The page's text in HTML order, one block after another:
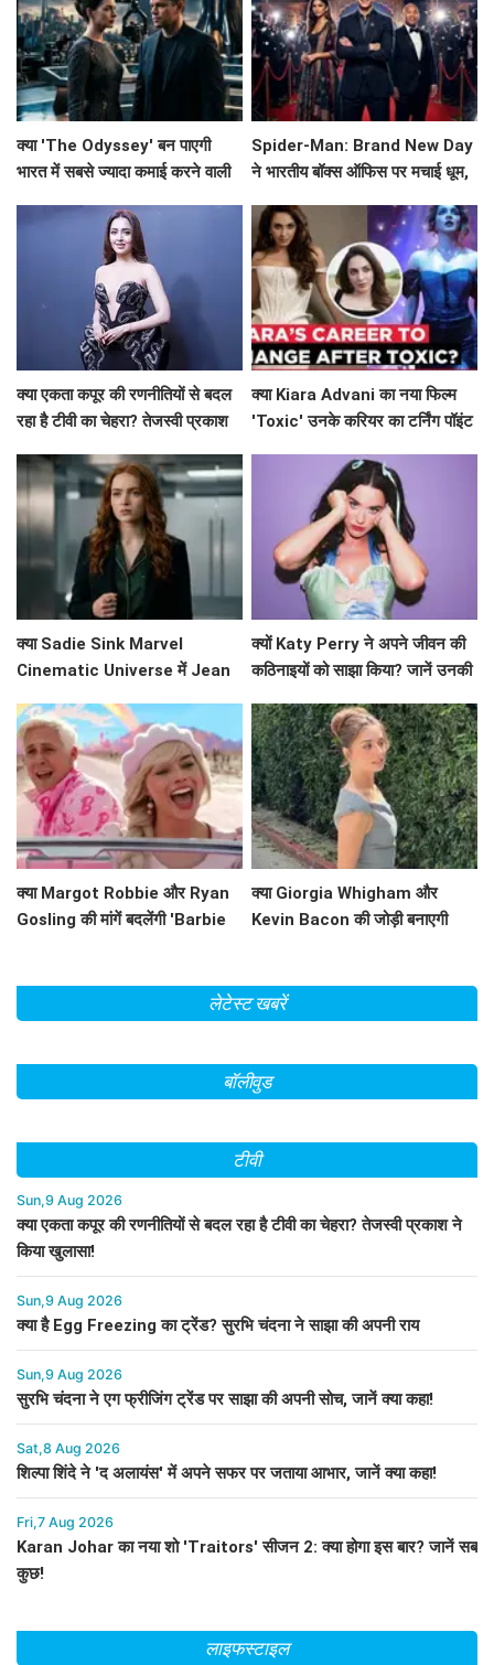
क्या 'The Odyssey' बन पाएगी
भारत में सबसे ज्यादा कमाई करने वाली
Spider-Man: Brand New Day
ने भारतीय बॉक्स ऑफिस पर मचाई धूम,
पीछे!
क्या एकता कपूर की रणनीतियों से बदल
रहा है टीवी का चेहरा? तेजस्वी प्रकाश
क्या Kiara Advani का नया फिल्म
'Toxic' उनके करियर का टर्निंग पॉइंट
क्या Sadie Sink Marvel
Cinematic Universe में Jean
क्यों Katy Perry ने अपने जीवन की
कठिनाइयों को साझा किया? जानें उनकी
क्या Margot Robbie और Ryan
Gosling की मांगें बदलेंगी 'Barbie
क्या Giorgia Whigham और
Kevin Bacon की जोड़ी बनाएगी
लेटेस्ट खबरें
बॉलीवुड
टीवी
Sun,9 Aug 2026
क्या एकता कपूर की रणनीतियों से बदल रहा है टीवी का चेहरा? तेजस्वी प्रकाश ने
किया खुलासा!
Sun,9 Aug 2026
क्या है Egg Freezing का ट्रेंड? सुरभि चंदना ने साझा की अपनी राय
Sun,9 Aug 2026
सुरभि चंदना ने एग फ्रीजिंग ट्रेंड पर साझा की अपनी सोच, जानें क्या कहा!
Sat,8 Aug 2026
शिल्पा शिंदे ने 'द अलायंस' में अपने सफर पर जताया आभार, जानें क्या कहा!
Fri,7 Aug 2026
Karan Johar का नया शो 'Traitors' सीजन 2: क्या होगा इस बार? जानें सब
कुछ!
लाइफस्टाइल